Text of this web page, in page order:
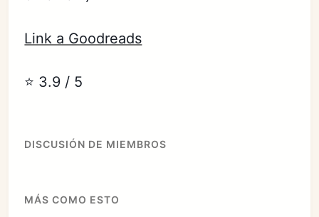
Link a Goodreads
⭐️ 3.9 / 5
DISCUSIÓN DE MIEMBROS
MÁS COMO ESTO